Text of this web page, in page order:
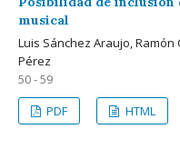
musical
Luis Sánchez Araujo,
Pérez
50 - 59
PDF
HTML